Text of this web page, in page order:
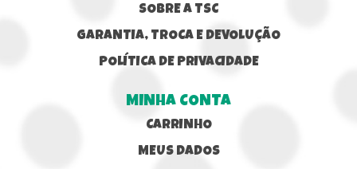
SOBRE A TSC
GARANTIA, TROCA E DEVOLUÇÃO
POLÍTICA DE PRIVACIDADE
MINHA CONTA
CARRINHO
MEUS DADOS